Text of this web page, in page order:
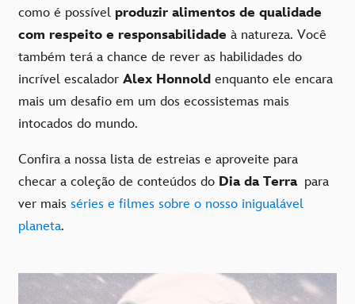
como é possível produzir alimentos de qualidade
com respeito e responsabilidade à natureza. Você
também terá a chance de rever as habilidades do
incrível escalador Alex Honnold enquanto ele encara
mais um desafio em um dos ecossistemas mais
intocados do mundo.
Confira a nossa lista de estreias e aproveite para
checar a coleção de conteúdos do Dia da Terrapara
ver mais séries e filmes sobre o nosso inigualável
planeta.